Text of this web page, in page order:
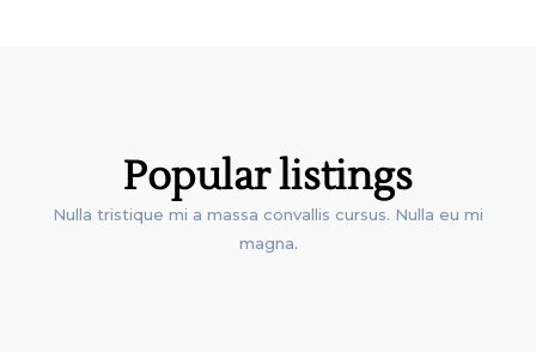
Popular listings
BEST
Nulla tristique mi a massa convallis cursus. Nulla eu mi
magna.